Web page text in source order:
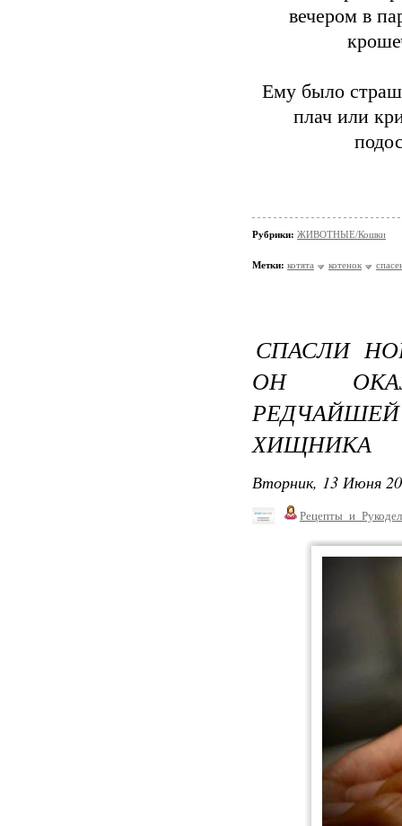
вечером в
Ему было
плач или
Рубрики: ЖИВОТНЫЕ/Кошки
Метки: котята котенок
СПАСЛИ
ОН
ХИЩНИКА
Вторник, 13 Июня